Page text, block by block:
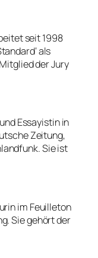
seit 1998
als
der Jury
Essayistin in
Zeitung,
Sie ist
im Feuilleton
Sie gehört der